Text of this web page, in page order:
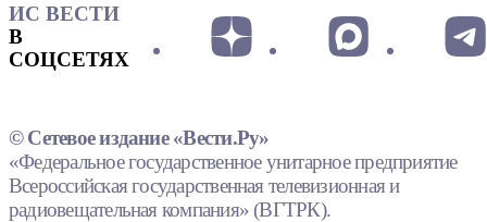
ИС ВЕСТИ
В
СОЦСЕТЯХ
© Сетевое издание «Вести.Ру»
«Федеральное государственное унитарное предприятие
Всероссийская государственная телевизионная и
радиовещательная компания» (ВГТРК).